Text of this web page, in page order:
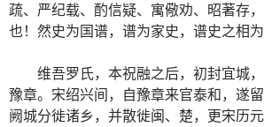
疏、严纪载、酌信疑、寓儆劝、昭著存
也！然史为国谱，谱为家史，谱史之相为
维吾罗氏，本祝融之后，初封宜城
豫章。宋绍兴间，自豫章来官泰和，遂
阙城分徙诸乡，并散徙闽、楚，更宋历